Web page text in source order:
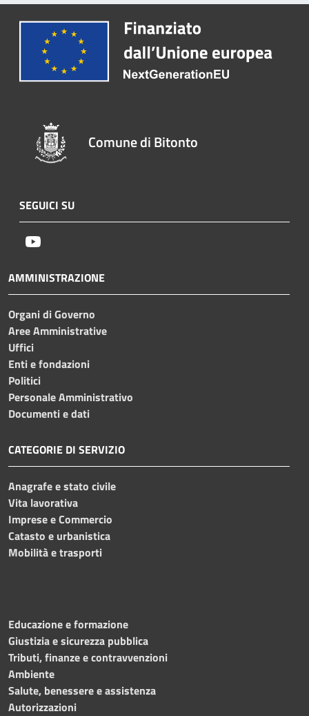
Comune di Bitonto
SEGUICI SU
AMMINISTRAZIONE
Organi di Governo
Aree Amministrative
Uffici
Enti e fondazioni
Politici
Personale Amministrativo
Documenti e dati
CATEGORIE DI SERVIZIO
Anagrafe e stato civile
Vita lavorativa
Imprese e Commercio
Catasto e urbanistica
Mobilità e trasporti
Educazione e formazione
Giustizia e sicurezza pubblica
Tributi, finanze e contravvenzioni
Ambiente
Salute, benessere e assistenza
Autorizzazioni